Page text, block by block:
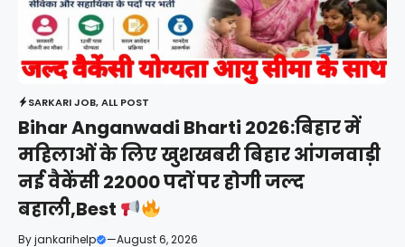
SARKARI JOB,ALL POST
Bihar Anganwadi Bharti 2026:बिहार में
महिलाओं के लिए खुशखबरी बिहार आंगनवाड़ी
नई वैकेंसी 22000 पदों पर होगी जल्द
बहाली,Best
Byjankarihelp —August 6, 2026